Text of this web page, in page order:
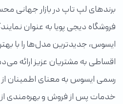
برندهای لپ تاپ در بازار
فروشگاه دیجی پویا به عنوان
ایسوس، جدیدترین مدل‌ها را با
اقساطی به مشتریان عزیز ارائه
رسمی ایسوس به معنای اطمینان از
خدمات پس از فروش و بهره‌مندی از